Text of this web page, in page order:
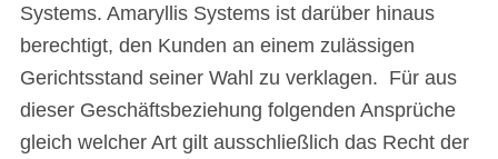
Systems. Amaryllis Systems ist darüber hinaus
berechtigt, den Kunden an einem zulässigen
Gerichtsstand seiner Wahl zu verklagen. Für aus
dieser Geschäftsbeziehung folgenden Ansprüche
gleich welcher Art gilt ausschließlich das Recht der